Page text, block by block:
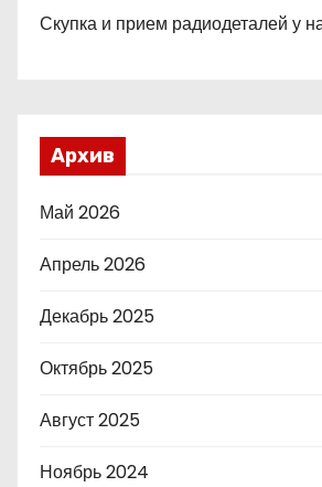
Скупка и прием радиодеталей у
Архив
Май 2026
Апрель 2026
Декабрь 2025
Октябрь 2025
Август 2025
Ноябрь 2024